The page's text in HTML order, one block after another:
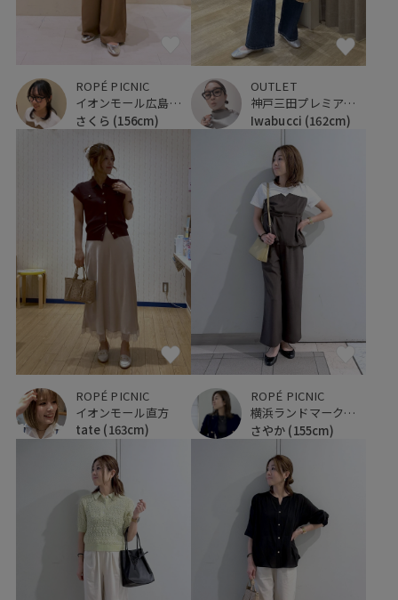
ROPÉ PICNIC
イオンモール広島府中
さくら (156cm)
OUTLET
神戸三田プレミアム・アウトレット
Iwabucci (162cm)
ROPÉ PICNIC
イオンモール直方
tate (163cm)
ROPÉ PICNIC
横浜ランドマークタワー
さやか (155cm)